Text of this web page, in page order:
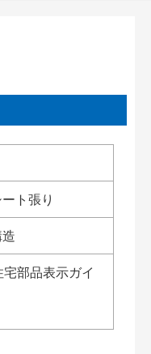
ト張り
品表示ガイ